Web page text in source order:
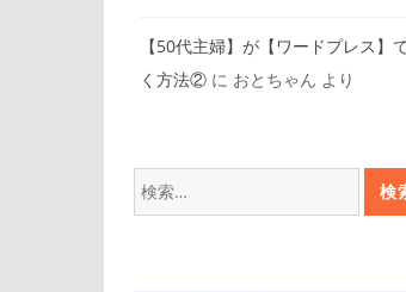
【50代主婦】が【ワードプレス】
く方法② に おとちゃん より
検
索: